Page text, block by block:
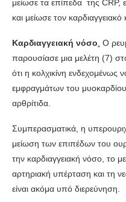
μείωσε τα επίπεδα της CRP,
και μείωσε τον καρδιαγγειακό
Καρδιαγγειακή νόσο. Ο
παρουσίασε μια μελέτη (7)
ότι η κολχικίνη ενδεχομένως
εμφραγμάτων του
αρθρίτιδα.
Συμπερασματικά, η
μείωση των επιπέδων του
την καρδιαγγειακή νόσο, το
αρτηριακή υπέρταση και τη
είναι ακόμα υπό διερεύνηση.